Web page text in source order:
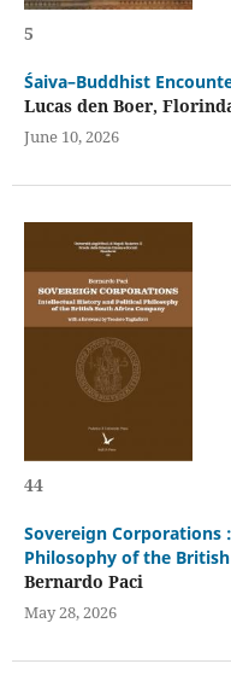
5
Śaiva–Buddhist
Lucas den Boer,
June 10, 2026
44
Sovereign
Philosophy of the
Bernardo Paci
May 28, 2026